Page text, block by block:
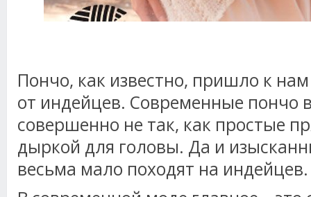
Пончо, как известно, пришло к
от индейцев. Современные пончо
совершенно не так, как простые
дыркой для головы. Да и
весьма мало походят на индейцев.